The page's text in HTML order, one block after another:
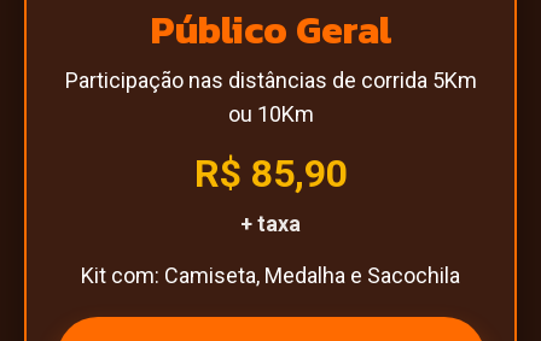
Público Geral
Participação nas distâncias de corrida 5Km
ou 10Km
R$ 85,90
+ taxa
Kit com: Camiseta, Medalha e Sacochila